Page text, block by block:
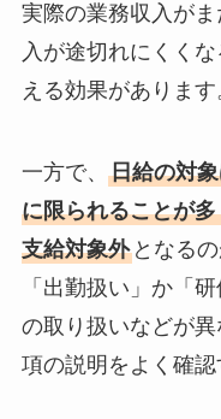
実際の業務収入が
入が途切れにくく
える効果があります
一方で、 日給の対
に限られることが
支給対象外となる
「出勤扱い」か「
の取り扱いなどが
項の説明をよく確認